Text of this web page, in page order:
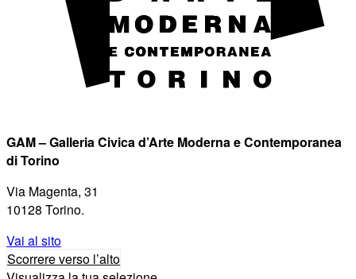
GAM – Galleria Civica d’Arte Moderna e Contemporanea
di Torino
Via Magenta, 31
10128 Torino.
Vai al sito
Scorrere verso l’alto